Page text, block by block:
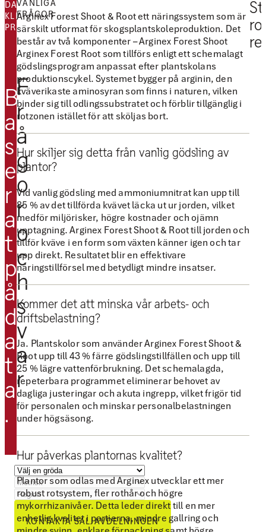
DATA FRÅN
KLINISKA
PRÖVNINGAR
B
a
s
e
r
a
t
p
å
d
a
t
a
.
KONTAKTA SÄLJAVDELNINGEN
”
V
i
g
e
r
d
e
m
n
ä
r
i
n
g
e
n
g
å
n
g
i
v
e
c
k
a
n
.
”
M
e
d
A
l
g
o
m
i
n
F
r
o
d
i
g
a
r
e
G
r
ä
s
m
a
t
t
a
VANLIGA
FRÅGOR
F
r
å
g
o
r
o
c
h
s
v
a
r
Arginex Forest Shoot & Root ett näringssystem som är
särskilt utformat för skogsplantskoleproduktion. Det
består av två komponenter – Arginex Forest Shoot
Arginex Forest Root som tillförs enligt ett schemalagt
gödslingsprogram anpassat efter plantskolans
produktionscykel. Systemet bygger på arginin, den
kväverikaste aminosyran som finns i naturen, vilken
binder sig till odlingssubstratet och förblir tillgänglig i
rotzonen istället för att sköljas bort.
Hur skiljer sig detta från vanlig gödsling av
plantor?
Vid vanlig gödsling med ammoniumnitrat kan upp till
85 % av det tillförda kvävet läcka ut ur jorden, vilket
medför miljörisker, högre kostnader och ojämn
upptagning. Arginex Forest Shoot & Root till jorden och
tillför kväve i en form som växten känner igen och tar
upp direkt. Resultatet blir en effektivare
näringstillförsel med betydligt mindre insatser.
Kommer det att minska vår arbets- och
driftsbelastning?
Ja. Plantskolor som använder Arginex Forest Shoot &
Root upp till 43 % färre gödslingstillfällen och upp till
25 % lägre vattenförbrukning. Det schemalagda,
repeterbara programmet eliminerar behovet av
dagliga justeringar och akuta ingrepp, vilket frigör tid
för personalen och minskar personalbelastningen
under högsäsong.
Hur påverkas plantornas kvalitet?
Plantor som odlas med Arginex utvecklar ett mer
robust rotsystem, fler rothår och högre
mykorrhizanivåer. Detta leder direkt till en mer
enhetlig kvalitet i partierna, mindre gallring och